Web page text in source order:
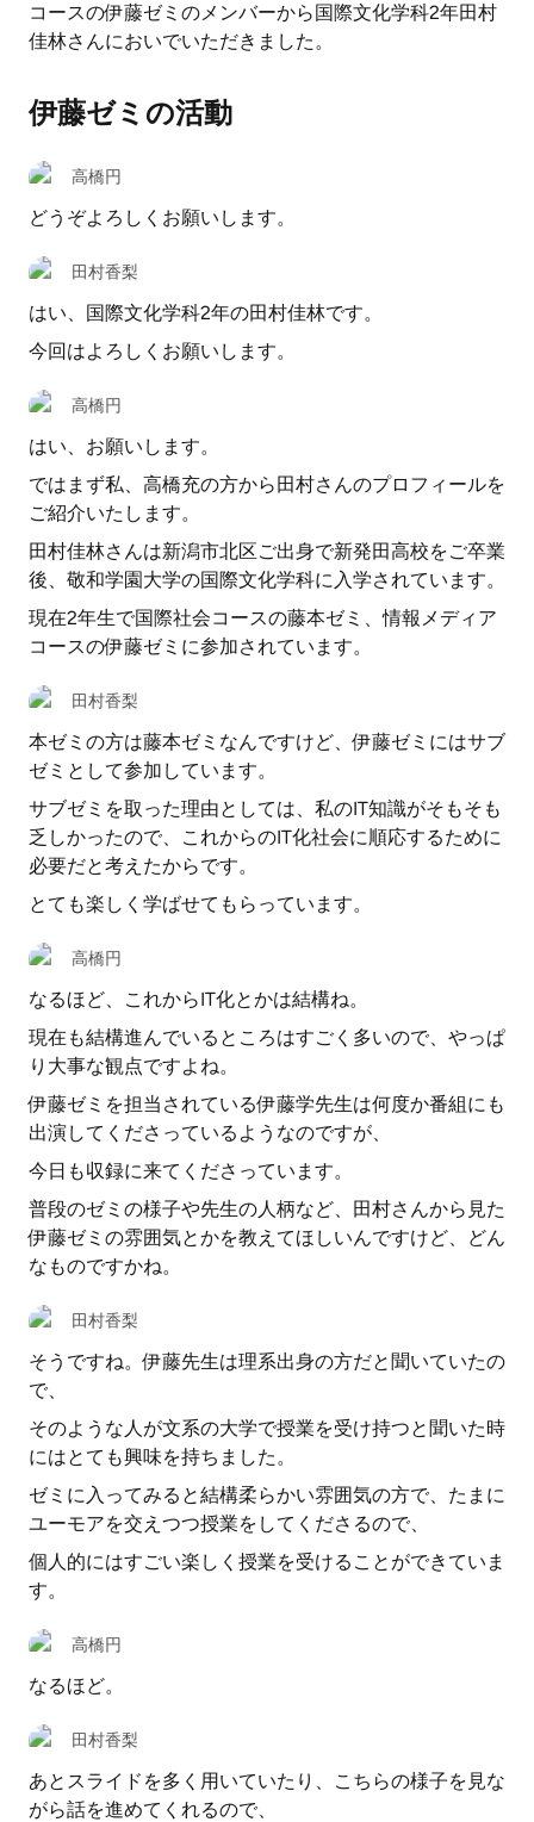
コースの伊藤ゼミのメンバーから国際文化学科2年田村
佳林さんにおいでいただきました。
伊藤ゼミの活動
高橋円
どうぞよろしくお願いします。
田村香梨
はい、国際文化学科2年の田村佳林です。
今回はよろしくお願いします。
高橋円
はい、お願いします。
ではまず私、高橋充の方から田村さんのプロフィールを
ご紹介いたします。
田村佳林さんは新潟市北区ご出身で新発田高校をご卒業
後、敬和学園大学の国際文化学科に入学されています。
現在2年生で国際社会コースの藤本ゼミ、情報メディア
コースの伊藤ゼミに参加されています。
田村香梨
本ゼミの方は藤本ゼミなんですけど、伊藤ゼミにはサブ
ゼミとして参加しています。
サブゼミを取った理由としては、私のIT知識がそもそも
乏しかったので、これからのIT化社会に順応するために
必要だと考えたからです。
とても楽しく学ばせてもらっています。
高橋円
なるほど、これからIT化とかは結構ね。
現在も結構進んでいるところはすごく多いので、やっぱ
り大事な観点ですよね。
伊藤ゼミを担当されている伊藤学先生は何度か番組にも
出演してくださっているようなのですが、
今日も収録に来てくださっています。
普段のゼミの様子や先生の人柄など、田村さんから見た
伊藤ゼミの雰囲気とかを教えてほしいんですけど、どん
なものですかね。
田村香梨
そうですね。伊藤先生は理系出身の方だと聞いていたの
で、
そのような人が文系の大学で授業を受け持つと聞いた時
にはとても興味を持ちました。
ゼミに入ってみると結構柔らかい雰囲気の方で、たまに
ユーモアを交えつつ授業をしてくださるので、
個人的にはすごい楽しく授業を受けることができていま
す。
高橋円
なるほど。
田村香梨
あとスライドを多く用いていたり、こちらの様子を見な
がら話を進めてくれるので、